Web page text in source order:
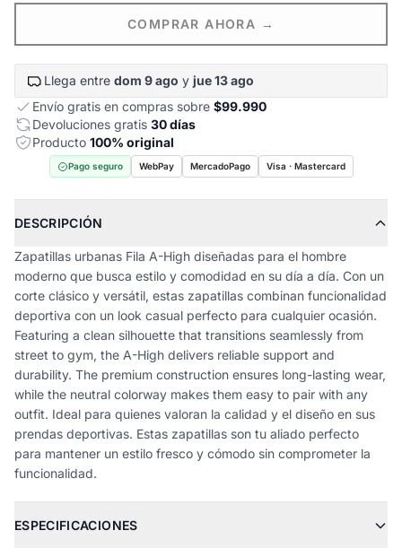
COMPRAR AHORA →
Llega entre dom 9 ago y jue 13 ago
Envío gratis en compras sobre $99.990
Devoluciones gratis 30 días
Producto 100% original
Pago seguro WebPay MercadoPago Visa · Mastercard
DESCRIPCIÓN
Zapatillas urbanas Fila A-High diseñadas para el hombre
moderno que busca estilo y comodidad en su día a día. Con un
corte clásico y versátil, estas zapatillas combinan funcionalidad
deportiva con un look casual perfecto para cualquier ocasión.
Featuring a clean silhouette that transitions seamlessly from
street to gym, the A-High delivers reliable support and
durability. The premium construction ensures long-lasting wear,
while the neutral colorway makes them easy to pair with any
outfit. Ideal para quienes valoran la calidad y el diseño en sus
prendas deportivas. Estas zapatillas son tu aliado perfecto
para mantener un estilo fresco y cómodo sin comprometer la
funcionalidad.
ESPECIFICACIONES